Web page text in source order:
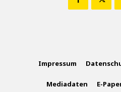
Impressum
Mediadaten E-